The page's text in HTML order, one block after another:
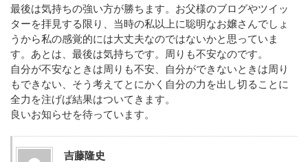
最後は気持ちの強い方が勝ちます。お父様のブログやツイッ
ターを拝見する限り、当時の私以上に聡明なお嬢さんでしょ
うから私の感覚的には大丈夫なのではないかと思っていま
す。あとは、最後は気持ちです。周りも不安なのです。
自分が不安なときは周りも不安、自分ができないときは周り
もできない、そう考えてとにかく自分の力を出し切ることに
全力を注げば結果はついてきます。
良いお知らせを待っています。
吉藤隆史